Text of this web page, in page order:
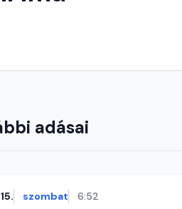
adásai
szombat 6:52